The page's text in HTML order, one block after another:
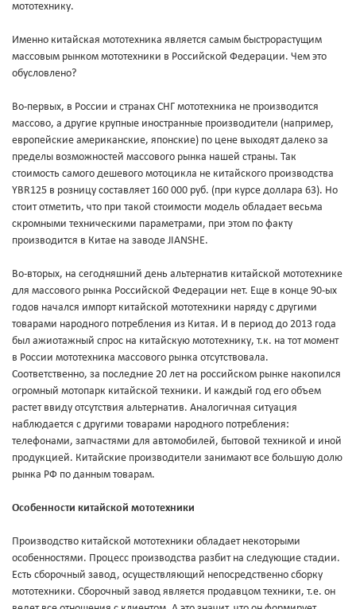
мототехнику.
Именно китайская мототехника является самым быстрорастущим
массовым рынком мототехники в Российской Федерации. Чем это
обусловлено?
Во-первых, в России и странах СНГ мототехника не производится
массово, а другие крупные иностранные производители (например,
европейские американские, японские) по цене выходят далеко за
пределы возможностей массового рынка нашей страны. Так
стоимость самого дешевого мотоцикла не китайского производства
YBR125 в розницу составляет 160 000 руб. (при курсе доллара 63). Но
стоит отметить, что при такой стоимости модель обладает весьма
скромными техническими параметрами, при этом по факту
производится в Китае на заводе JIANSHE.
Во-вторых, на сегодняшний день альтернатив китайской мототехнике
для массового рынка Российской Федерации нет. Еще в конце 90-ых
годов начался импорт китайской мототехники наряду с другими
товарами народного потребления из Китая. И в период до 2013 года
был ажиотажный спрос на китайскую мототехнику, т.к. на тот момент
в России мототехника массового рынка отсутствовала.
Соответственно, за последние 20 лет на российском рынке накопился
огромный мотопарк китайской техники. И каждый год его объем
растет ввиду отсутствия альтернатив. Аналогичная ситуация
наблюдается с другими товарами народного потребления:
телефонами, запчастями для автомобилей, бытовой техникой и иной
продукцией. Китайские производители занимают все большую долю
рынка РФ по данным товарам.
Особенности китайской мототехники
Производство китайской мототехники обладает некоторыми
особенностями. Процесс производства разбит на следующие стадии.
Есть сборочный завод, осуществляющий непосредственно сборку
мототехники. Сборочный завод является продавцом техники, т.е. он